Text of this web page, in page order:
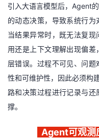
的
客
我
论
坛
的
圈
我
的
我
引入大语言模型后，Agent
的动态决策，导致系统行为
当结果异常时，既无法复
用还是上下文理解出现偏
层错误。过程不可见、问
性和可维护性，因此必须构
路和决策过程进行记录与
撑。
Agent可观测